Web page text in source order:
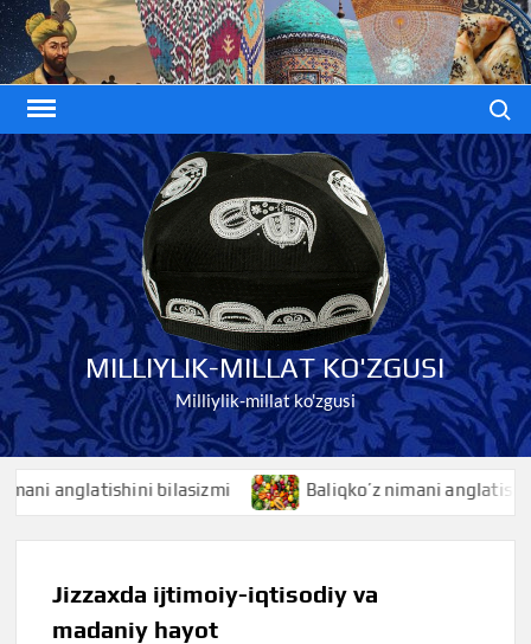
Skip
to
content
MILLIYLIK-MILLAT KO'ZGUSI
Milliylik-millat ko'zgusi
bilasizmi Baliqko’z nimani anglatishini bilasizmi
Jizzaxda ijtimoiy-iqtisodiy va
madaniy hayot